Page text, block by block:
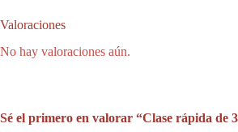
Valoraciones
No hay valoraciones aún.
Sé el primero en valorar “Clase rápida de